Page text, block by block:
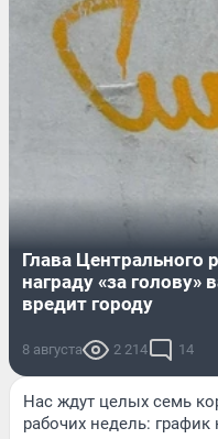
Глава Центрального
награду «за голову»
вредит городу
8 августа 2 214 14
Нас ждут целых семь
рабочих недель: график